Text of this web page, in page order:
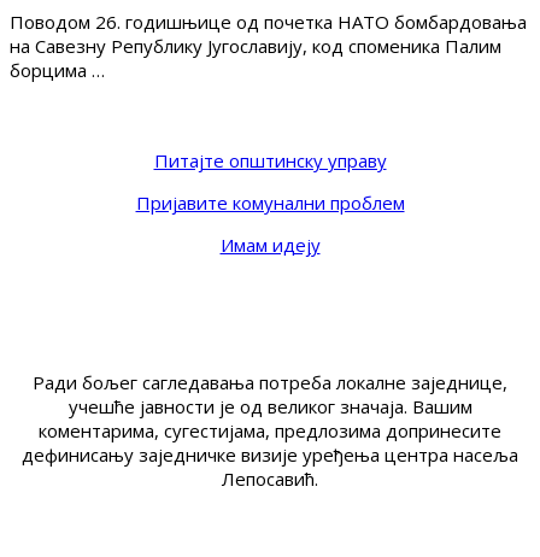
Поводом 26. годишњице од почетка НАТО бомбардовања
на Савезну Републику Југославију, код споменика Палим
борцима …
Питајте општинску управу
Пријавите комунални проблем
Имам идеју
Ради бољег сагледавања потреба локалне заједнице,
учешће јавности је од великог значаја. Вашим
коментарима, сугестијама, предлозима допринесите
дефинисању заједничке визије уређења центра насеља
Лепосавић.